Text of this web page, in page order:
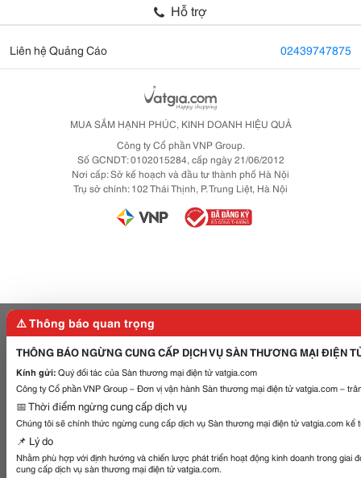
Hỗ trợ
Liên hệ Quảng Cáo 02439747875
MUA SẮM HẠNH PHÚC, KINH DOANH HIỆU QUẢ
Công ty Cổ phần VNP Group.
Số GCNDT: 0102015284, cấp ngày 21/06/2012
Nơi cấp: Sở kế hoạch và đầu tư thành phố Hà Nội
Trụ sở chính: 102 Thái Thịnh, P. Trung Liệt, Hà Nội
⚠️ Thông báo quan trọng
THÔNG BÁO NGỪNG CUNG CẤP DỊCH VỤ SÀN THƯƠNG MẠI ĐIỆN
Kính gửi:Quý đối tác của Sàn thương mại điện tử vatgia.com
Công ty Cổ phần VNP Group – Đơn vị vận hành Sàn thương mại điện tử vatgia.com –
📅 Thời điểm ngừng cung cấp dịch vụ
Chúng tôi sẽ chính thức ngừng cung cấp dịch vụ Sàn thương mại điện tử vatgia.com kể
📌 Lý do
Nhằm phù hợp với định hướng và chiến lược phát triển hoạt động kinh doanh trong giai
cung cấp dịch vụ sàn thương mại điện tử vatgia.com.